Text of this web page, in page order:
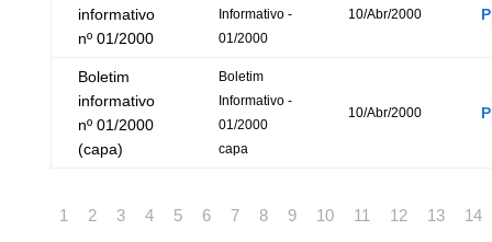
informativo
nº 01/2000
Informativo -
01/2000
10/Abr/2000
Boletim
informativo
nº 01/2000
(capa)
Boletim
Informativo -
01/2000
capa
10/Abr/2000
1 2 3 4 5 6 7 8 9 10 11 12 13 14